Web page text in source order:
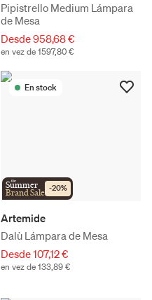
Pipistrello Medium Lámpara
de Mesa
Desde 958,68 €
en vez de 1597,80 €
En stock
the
Summer
Brand Sale -20%
Artemide
Dalù Lámpara de Mesa
Desde 107,12 €
en vez de 133,89 €